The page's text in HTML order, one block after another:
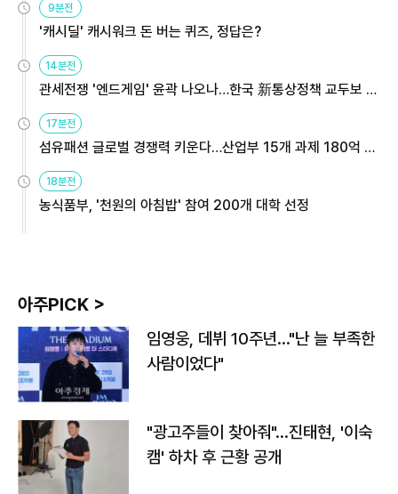
9분전
'캐시딜' 캐시워크 돈 버는 퀴즈, 정답은?
14분전
관세전쟁 '엔드게임' 윤곽 나오나…한국 新통상정책 교두보 활
17분전
섬유패션 글로벌 경쟁력 키운다…산업부 15개 과제 180억 지
18분전
농식품부, '천원의 아침밥' 참여 200개 대학 선정
아주PICK >
임영웅, 데뷔 10주년…"난 늘 부족한
사람이었다"
"광고주들이 찾아줘"…진태현, '이숙
캠' 하차 후 근황 공개